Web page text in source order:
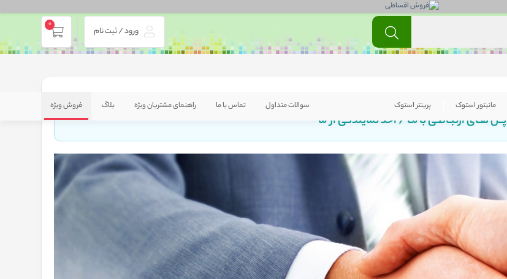
ورود / ثبت نام
0
مانیتور استوک پرینتر استوک سوالات متداول تماس با ما راهنمای مشتریان ویژه بلاگ فروش ویژه
پــل هـای ارتبـاطـی با مـا / اخذ نمایندگی از ما